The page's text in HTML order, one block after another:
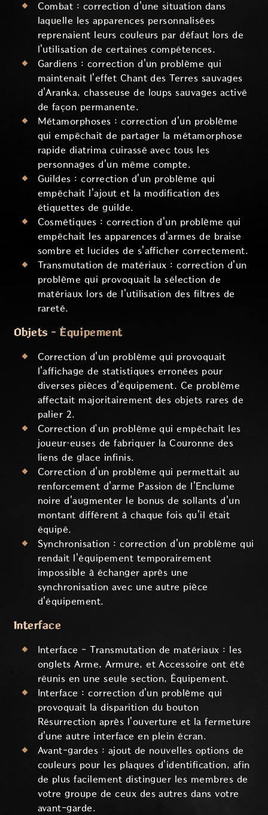
Combat : correction d'une situation dans
laquelle les apparences personnalisées
reprenaient leurs couleurs par défaut lors de
l'utilisation de certaines compétences.
Gardiens : correction d'un problème qui
maintenait l'effet Chant des Terres sauvages
d'Aranka, chasseuse de loups sauvages activé
de façon permanente.
Métamorphoses : correction d'un problème
qui empêchait de partager la métamorphose
rapide diatrima cuirassé avec tous les
personnages d'un même compte.
Guildes : correction d'un problème qui
empêchait l'ajout et la modification des
étiquettes de guilde.
Cosmétiques : correction d'un problème qui
empêchait les apparences d'armes de braise
sombre et lucides de s'afficher correctement.
Transmutation de matériaux : correction d'un
problème qui provoquait la sélection de
matériaux lors de l'utilisation des filtres de
rareté.
Objets - Équipement
Correction d'un problème qui provoquait
l'affichage de statistiques erronées pour
diverses pièces d'équipement. Ce problème
affectait majoritairement des objets rares de
palier 2.
Correction d’un problème qui empêchait les
joueur·euses de fabriquer la Couronne des
liens de glace infinis.
Correction d'un problème qui permettait au
renforcement d'arme Passion de l'Enclume
noire d'augmenter le bonus de sollants d'un
montant différent à chaque fois qu'il était
équipé.
Synchronisation : correction d'un problème qui
rendait l'équipement temporairement
impossible à échanger après une
synchronisation avec une autre pièce
d'équipement.
Interface
Interface - Transmutation de matériaux : les
onglets Arme, Armure, et Accessoire ont été
réunis en une seule section, Équipement.
Interface : correction d'un problème qui
provoquait la disparition du bouton
Résurrection après l'ouverture et la fermeture
d'une autre interface en plein écran.
Avant-gardes : ajout de nouvelles options de
couleurs pour les plaques d'identification, afin
de plus facilement distinguer les membres de
votre groupe de ceux des autres dans votre
avant-garde.